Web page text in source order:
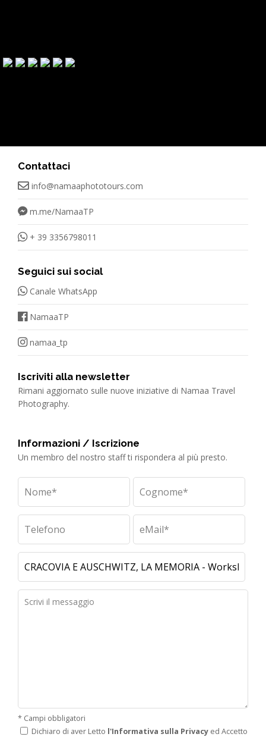
Contattaci
info@namaaphototours.com
m.me/NamaaTP
+ 39 3356798011
Seguici sui social
Canale WhatsApp
NamaaTP
namaa_tp
Iscriviti alla newsletter
Rimani aggiornato sulle nuove iniziative di Namaa Travel
Photography.
Informazioni / Iscrizione
Un membro del nostro staff ti rispondera al più presto.
* Campi obbligatori
Dichiaro di aver Letto l'Informativa sulla Privacy ed Accetto